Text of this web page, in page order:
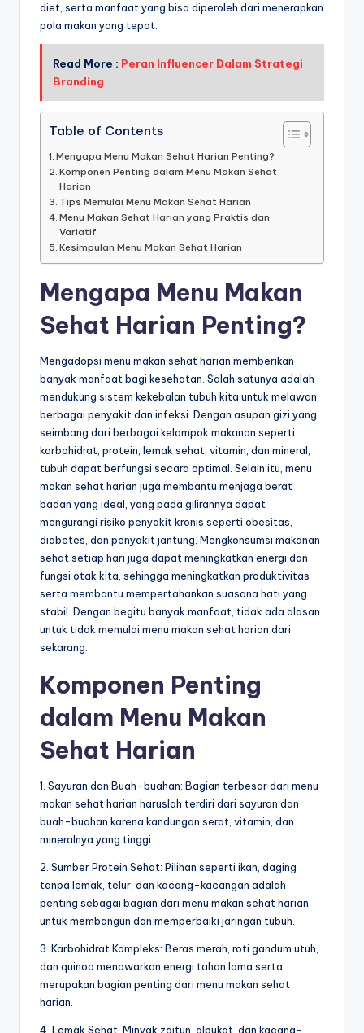
diet, serta manfaat yang bisa diperoleh dari menerapkan
pola makan yang tepat.
Read More : Peran Influencer Dalam Strategi
Branding
Table of Contents
Mengapa Menu Makan Sehat Harian Penting?
Komponen Penting dalam Menu Makan Sehat
Harian
Tips Memulai Menu Makan Sehat Harian
Menu Makan Sehat Harian yang Praktis dan
Variatif
Kesimpulan Menu Makan Sehat Harian
Mengapa Menu Makan
Sehat Harian Penting?
Mengadopsi menu makan sehat harian memberikan
banyak manfaat bagi kesehatan. Salah satunya adalah
mendukung sistem kekebalan tubuh kita untuk melawan
berbagai penyakit dan infeksi. Dengan asupan gizi yang
seimbang dari berbagai kelompok makanan seperti
karbohidrat, protein, lemak sehat, vitamin, dan mineral,
tubuh dapat berfungsi secara optimal. Selain itu, menu
makan sehat harian juga membantu menjaga berat
badan yang ideal, yang pada gilirannya dapat
mengurangi risiko penyakit kronis seperti obesitas,
diabetes, dan penyakit jantung. Mengkonsumsi makanan
sehat setiap hari juga dapat meningkatkan energi dan
fungsi otak kita, sehingga meningkatkan produktivitas
serta membantu mempertahankan suasana hati yang
stabil. Dengan begitu banyak manfaat, tidak ada alasan
untuk tidak memulai menu makan sehat harian dari
sekarang.
Komponen Penting
dalam Menu Makan
Sehat Harian
1. Sayuran dan Buah-buahan: Bagian terbesar dari menu
makan sehat harian haruslah terdiri dari sayuran dan
buah-buahan karena kandungan serat, vitamin, dan
mineralnya yang tinggi.
2. Sumber Protein Sehat: Pilihan seperti ikan, daging
tanpa lemak, telur, dan kacang-kacangan adalah
penting sebagai bagian dari menu makan sehat harian
untuk membangun dan memperbaiki jaringan tubuh.
3. Karbohidrat Kompleks: Beras merah, roti gandum utuh,
dan quinoa menawarkan energi tahan lama serta
merupakan bagian penting dari menu makan sehat
harian.
4. Lemak Sehat: Minyak zaitun, alpukat, dan kacang-